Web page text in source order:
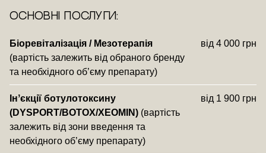
ОСНОВНІ ПОСЛУГИ:
Біоревіталізація / Мезотерапія
(вартість залежить від обраного бренду
та необхідного об’єму препарату)
від 4 000 грн
Інʼєкції ботулотоксину
(DYSPORT/BOTOX/XEOMIN) (вартість
залежить від зони введення та
необхідного об’єму препарату)
від 1 900 грн